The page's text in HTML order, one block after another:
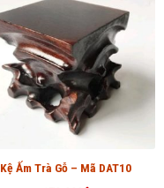
Kệ Ấm Trà Gỗ – Mã DAT10